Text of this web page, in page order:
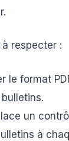
respecter :
le format
un
à